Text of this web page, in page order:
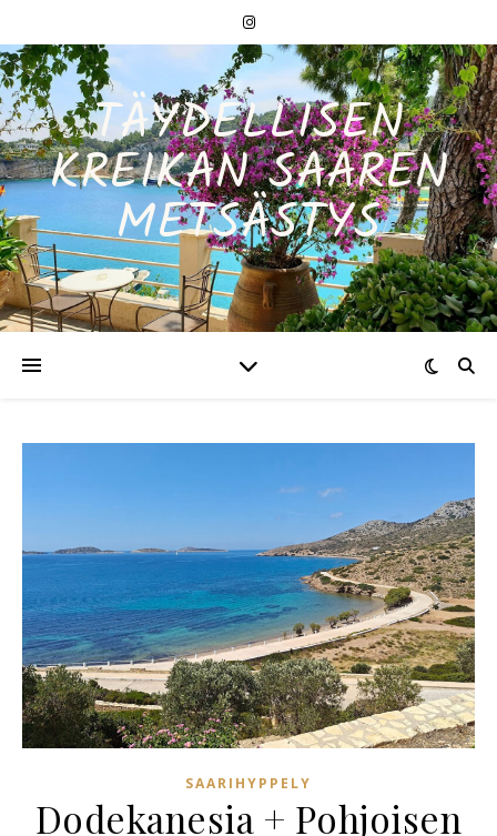
TÄYDELLISEN
KREIKAN SAAREN
METSÄSTYS
SAARIHYPPELY
Dodekanesia + Pohjoisen